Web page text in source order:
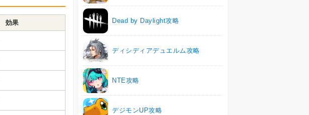
効果 Dead by Daylight攻略
ディシディアデュエルム攻略
NTE攻略
デジモンUP攻略